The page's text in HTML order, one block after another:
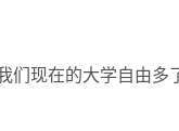
现在的大学自由多